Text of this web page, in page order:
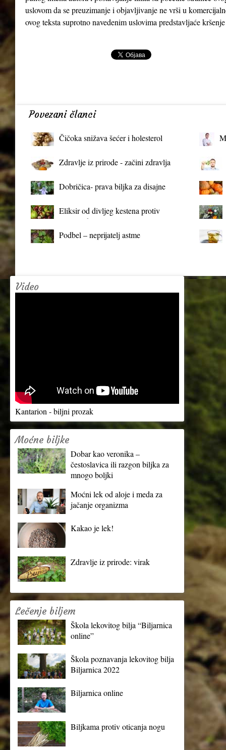
uslovom da se preuzimanje i objavljivanje ne vrši u
ovog teksta suprotno navedenim uslovima predstavljaće
Povezani članci
Čičoka snižava šećer i holesterol
Zdravlje iz prirode - začini zdravlja
Dobričica- prava biljka za disajne
Eliksir od divljeg kestena protiv
proširenih vena
Podbel – neprijatelj astme
Video
Kantarion - biljni prozak
Moćne biljke
Dobar kao veronika –
čestoslavica ili razgon biljka za
mnogo boljki
Moćni lek od aloje i meda za
jačanje organizma
Kakao je lek!
Zdravlje iz prirode: virak
Lečenje biljem
Škola lekovitog bilja “Biljarnica
online”
Škola poznavanja lekovitog bilja
Biljarnica 2022
Biljarnica online
Biljkama protiv oticanja nogu